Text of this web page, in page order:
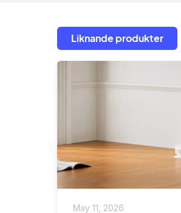
Liknande produkter
May 11, 2026